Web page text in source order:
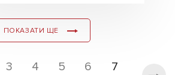
ПОКАЗАТИ ЩЕ
3 4 5 6
7